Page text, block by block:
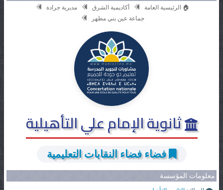
🏠 الرئيسية العامة أكاديمية الشرق
مديرية جرادة
جماعة عين بني مطهر
ثانوية الإمام علي التأهيلية
فضاء فضاء النقابات التعليمية
معلومات المؤسسة